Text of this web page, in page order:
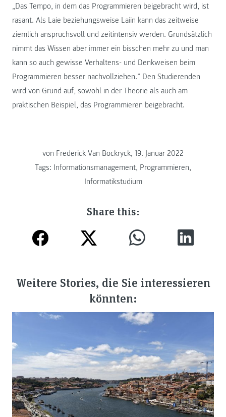
„Das Tempo, in dem das Programmieren beigebracht wird, ist
rasant. Als Laie beziehungsweise Laiin kann das zeitweise
ziemlich anspruchsvoll und zeitintensiv werden. Grundsätzlich
nimmt das Wissen aber immer ein bisschen mehr zu und man
kann so auch gewisse Verhaltens- und Denkweisen beim
Programmieren besser nachvollziehen.” Den Studierenden
wird von Grund auf, sowohl in der Theorie als auch am
praktischen Beispiel, das Programmieren beigebracht.
von Frederick Van Bockryck, 19. Januar 2022
Tags: Informationsmanagement, Programmieren,
Informatikstudium
Share this:
Weitere Stories, die Sie interessieren
könnten: